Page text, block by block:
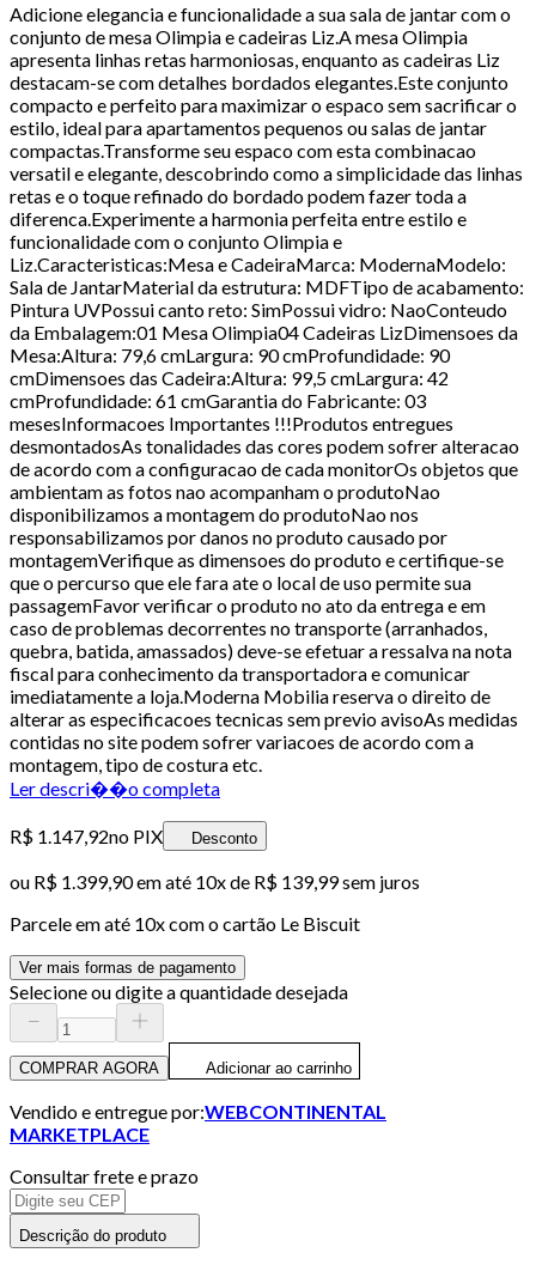
Adicione elegancia e funcionalidade a sua sala de jantar com o
conjunto de mesa Olimpia e cadeiras Liz.A mesa Olimpia
apresenta linhas retas harmoniosas, enquanto as cadeiras Liz
destacam-se com detalhes bordados elegantes.Este conjunto
compacto e perfeito para maximizar o espaco sem sacrificar o
estilo, ideal para apartamentos pequenos ou salas de jantar
compactas.Transforme seu espaco com esta combinacao
versatil e elegante, descobrindo como a simplicidade das linhas
retas e o toque refinado do bordado podem fazer toda a
diferenca.Experimente a harmonia perfeita entre estilo e
funcionalidade com o conjunto Olimpia e
Liz.Caracteristicas:Mesa e CadeiraMarca: ModernaModelo:
Sala de JantarMaterial da estrutura: MDFTipo de acabamento:
Pintura UVPossui canto reto: SimPossui vidro: NaoConteudo
da Embalagem:01 Mesa Olimpia04 Cadeiras LizDimensoes da
Mesa:Altura: 79,6 cmLargura: 90 cmProfundidade: 90
cmDimensoes das Cadeira:Altura: 99,5 cmLargura: 42
cmProfundidade: 61 cmGarantia do Fabricante: 03
mesesInformacoes Importantes !!!Produtos entregues
desmontadosAs tonalidades das cores podem sofrer alteracao
de acordo com a configuracao de cada monitorOs objetos que
ambientam as fotos nao acompanham o produtoNao
disponibilizamos a montagem do produtoNao nos
responsabilizamos por danos no produto causado por
montagemVerifique as dimensoes do produto e certifique-se
que o percurso que ele fara ate o local de uso permite sua
passagemFavor verificar o produto no ato da entrega e em
caso de problemas decorrentes no transporte (arranhados,
quebra, batida, amassados) deve-se efetuar a ressalva na nota
fiscal para conhecimento da transportadora e comunicar
imediatamente a loja.Moderna Mobilia reserva o direito de
alterar as especificacoes tecnicas sem previo avisoAs medidas
contidas no site podem sofrer variacoes de acordo com a
montagem, tipo de costura etc.
Ler descri��o completa
R$ 1.147,92no PIX Desconto
ou R$ 1.399,90em até 10x de R$ 139,99 sem juros
Parcele em até 10x com o cartão Le Biscuit
Ver mais formas de pagamento
Selecione ou digite a quantidade desejada
COMPRAR AGORA Adicionar ao carrinho
Vendido e entregue por:WEBCONTINENTAL
MARKETPLACE
Consultar frete e prazo
Descrição do produto